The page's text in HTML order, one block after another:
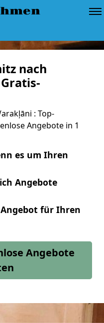
nach
: Top-
Angebote in 1
es um Ihren
Angebote
Angebot für Ihren
Angebote